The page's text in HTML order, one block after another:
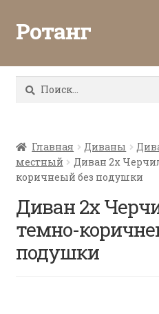
Ротанг
Каталог
Все о ротанге
Ротанг оптом
Найти:
Главная Диваны
местный
Диван 2х
коричнеый без подушки
Диван 2х
темно-
подушки